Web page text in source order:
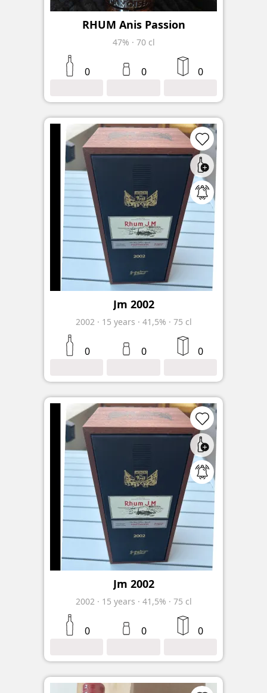
RHUM Anis Passion
47% · 70 cl
0 0 0
Jm 2002
2002 · 15 years · 41,5% · 75 cl
0 0 0
Jm 2002
2002 · 15 years · 41,5% · 75 cl
0 0 0